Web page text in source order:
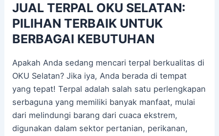
JUAL TERPAL OKU SELATAN:
PILIHAN TERBAIK UNTUK
BERBAGAI KEBUTUHAN
Apakah Anda sedang mencari terpal berkualitas di
OKU Selatan? Jika iya, Anda berada di tempat
yang tepat! Terpal adalah salah satu perlengkapan
serbaguna yang memiliki banyak manfaat, mulai
dari melindungi barang dari cuaca ekstrem,
digunakan dalam sektor pertanian, perikanan,